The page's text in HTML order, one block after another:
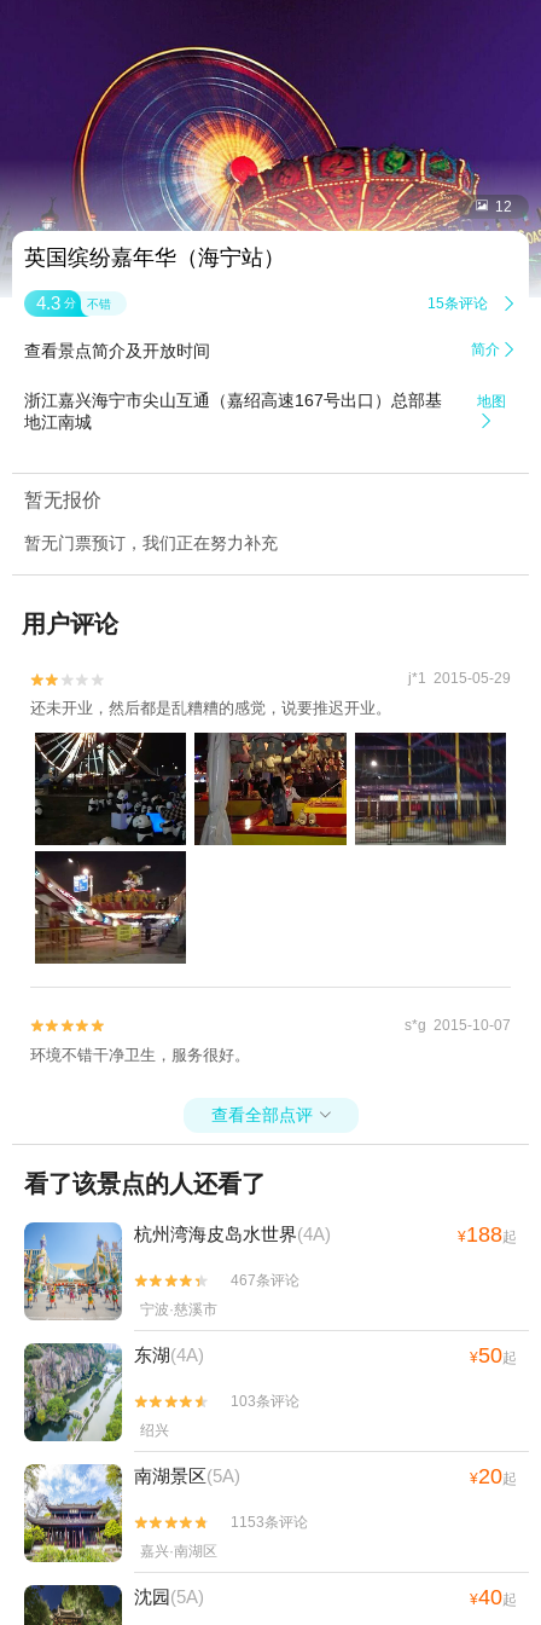
 12
英国缤纷嘉年华（海宁站）
4.3 分 不错 15条评论 
查看景点简介及开放时间 简介 
浙江嘉兴海宁市尖山互通（嘉绍高速167号出口）总部基
地江南城
地图

暂无报价
暂无门票预订，我们正在努力补充
用户评论

 j*1 2015-05-29
还未开业，然后都是乱糟糟的感觉，说要推迟开业。

 s*g 2015-10-07
环境不错干净卫生，服务很好。
查看全部点评 
看了该景点的人还看了
杭州湾海皮岛水世界(4A) ¥188起


467条评论
宁波·慈溪市
东湖(4A) ¥50起


103条评论
绍兴
南湖景区(5A) ¥20起


1153条评论
嘉兴·南湖区
沈园(5A) ¥40起